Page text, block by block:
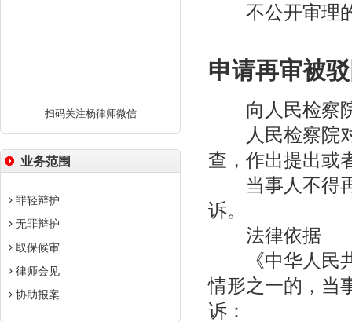
扫码关注杨律师微信
业务范围
罪轻辩护
无罪辩护
取保候审
律师会见
协助报案
不公开审理的
申请再审被
向人民检察院
人民检察院对
查，作出提出或
当事人不得再
诉。
法律依据
《中华人民共
情形之一的，当
诉：